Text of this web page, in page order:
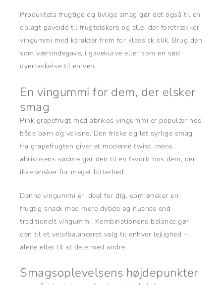
Produktets frugtige og livlige smag gør det også til en
oplagt gaveidé til frugtelskere og alle, der foretrækker
vingummi med karakter frem for klassisk slik. Brug den
som værtindegave, i gavekurve eller som en sød
overraskelse til en ven.
En vingummi for dem, der elsker
smag
Pink grapefrugt med abrikos vingummi er populær hos
både børn og voksne. Den friske og let syrlige smag
fra grapefrugten giver et moderne twist, mens
abrikosens sødme gør den til en favorit hos dem, der
ikke ønsker for meget bitterhed.
Denne vingummi er ideel for dig, som ønsker en
frugtig snack med mere dybde og nuance end
traditionelt vingummi. Kombinationens balance gør
den til et velafbalanceret valg til enhver lejlighed –
alene eller til at dele med andre.
Smagsoplevelsens højdepunkter